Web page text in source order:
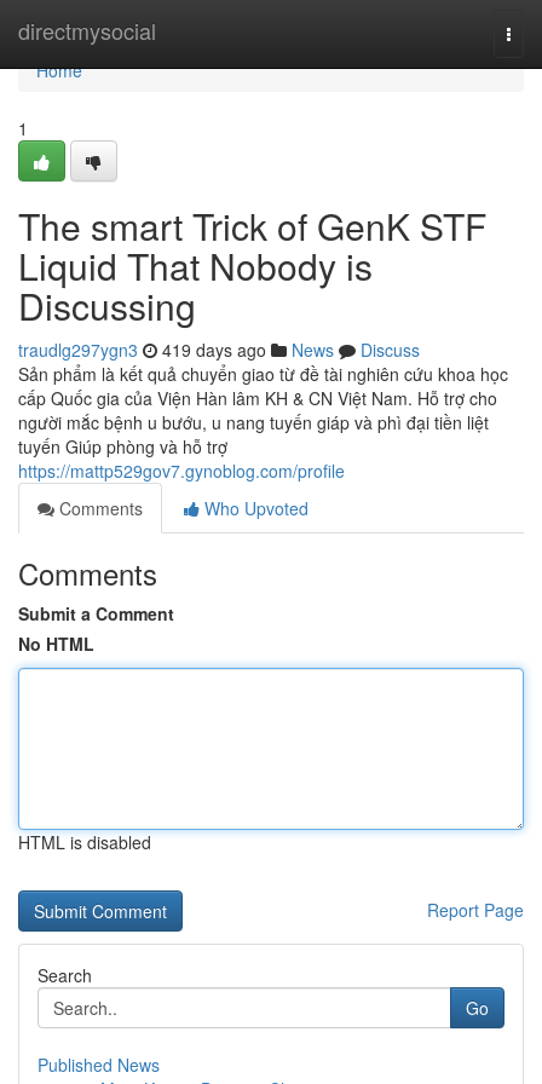
directmysocial
Home
Home
1
The smart Trick of GenK STF
Liquid That Nobody is
Discussing
traudlg297ygn3 419 days ago News
Discuss
Sản phẩm là kết quả chuyển giao từ đề tài nghiên cứu khoa học
cấp Quốc gia của Viện Hàn lâm KH & CN Việt Nam. Hỗ trợ cho
người mắc bệnh u bướu, u nang tuyến giáp và phì đại tiền liệt
tuyến Giúp phòng và hỗ trợ
https://mattp529gov7.gynoblog.com/profile
Comments
Who Upvoted
Comments
Submit a Comment
No HTML
HTML is disabled
Report Page
Search
Go
Published News